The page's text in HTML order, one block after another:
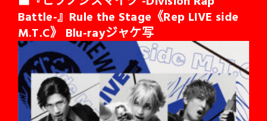
Battle-』Rule the Stage《Rep LIVE side
M.T.C》 Blu-rayジャケ写